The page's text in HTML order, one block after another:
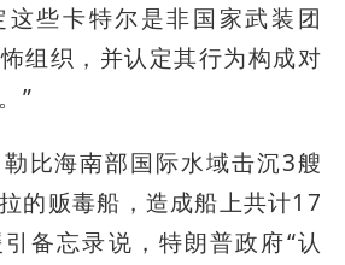
这些卡特尔是非国家武装团
组织，并认定其行为构成对
”
比海南部国际水域击沉3艘
的贩毒船，造成船上共计17
备忘录说，特朗普政府“认